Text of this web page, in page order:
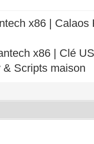
x86 |
x86 | Clé
Scripts maison